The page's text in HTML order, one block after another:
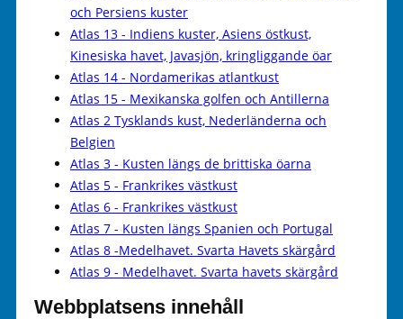
och Persiens kuster
Atlas 13 - Indiens kuster, Asiens östkust,
Kinesiska havet, Javasjön, kringliggande öar
Atlas 14 - Nordamerikas atlantkust
Atlas 15 - Mexikanska golfen och Antillerna
Atlas 2 Tysklands kust, Nederländerna och
Belgien
Atlas 3 - Kusten längs de brittiska öarna
Atlas 5 - Frankrikes västkust
Atlas 6 - Frankrikes västkust
Atlas 7 - Kusten längs Spanien och Portugal
Atlas 8 -Medelhavet. Svarta Havets skärgård
Atlas 9 - Medelhavet. Svarta havets skärgård
Webbplatsens innehåll